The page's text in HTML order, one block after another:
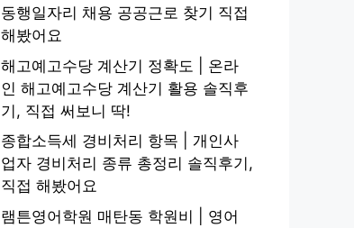
동행일자리 채용 공공근로 찾기 직접
해봤어요
해고예고수당 계산기 정확도 | 온라
인 해고예고수당 계산기 활용 솔직후
기, 직접 써보니 딱!
종합소득세 경비처리 항목 | 개인사
업자 경비처리 종류 총정리 솔직후기,
직접 해봤어요
램튼영어학원 매탄동 학원비 | 영어